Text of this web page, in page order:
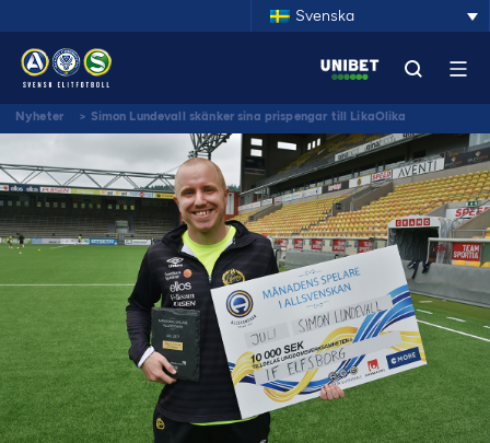
Svenska
Nyheter > Simon Lundevall skänker sina prispengar till LikaOlika